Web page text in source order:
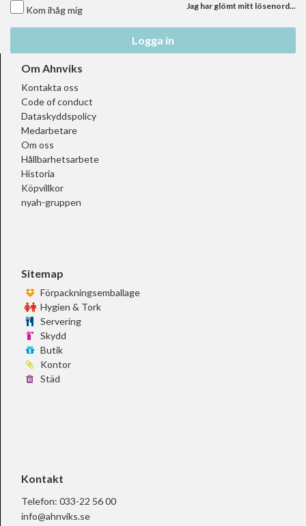
Kom ihåg mig Jag har glömt mitt lösenord...
Logga in
Om Ahnviks
Kontakta oss
Code of conduct
Dataskyddspolicy
Medarbetare
Om oss
Hållbarhetsarbete
Historia
Köpvillkor
nyah-gruppen
Sitemap
Förpackningsemballage
Hygien & Tork
Servering
Skydd
Butik
Kontor
Städ
Kontakt
Telefon: 033-22 56 00
info@ahnviks.se